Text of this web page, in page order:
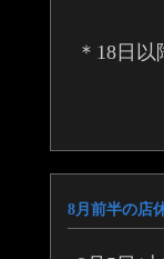
＊18日
8月前半の店